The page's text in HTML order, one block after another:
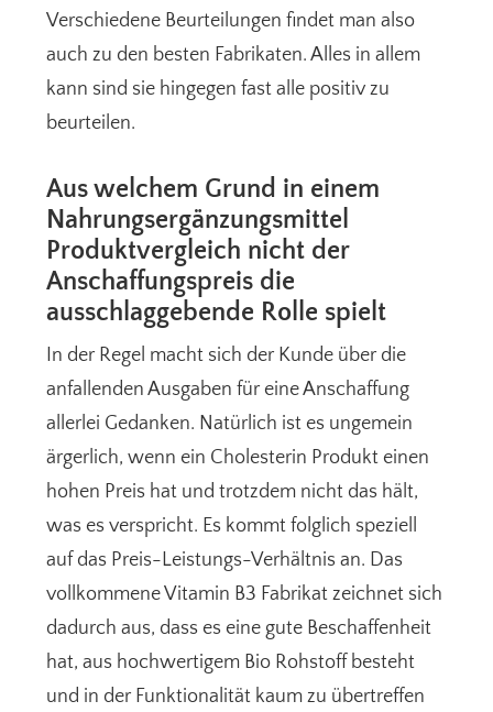
Verschiedene Beurteilungen findet man also
auch zu den besten Fabrikaten. Alles in allem
kann sind sie hingegen fast alle positiv zu
beurteilen.
Aus welchem Grund in einem
Nahrungsergänzungsmittel
Produktvergleich nicht der
Anschaffungspreis die
ausschlaggebende Rolle spielt
In der Regel macht sich der Kunde über die
anfallenden Ausgaben für eine Anschaffung
allerlei Gedanken. Natürlich ist es ungemein
ärgerlich, wenn ein Cholesterin Produkt einen
hohen Preis hat und trotzdem nicht das hält,
was es verspricht. Es kommt folglich speziell
auf das Preis-Leistungs-Verhältnis an. Das
vollkommene Vitamin B3 Fabrikat zeichnet sich
dadurch aus, dass es eine gute Beschaffenheit
hat, aus hochwertigem Bio Rohstoff besteht
und in der Funktionalität kaum zu übertreffen